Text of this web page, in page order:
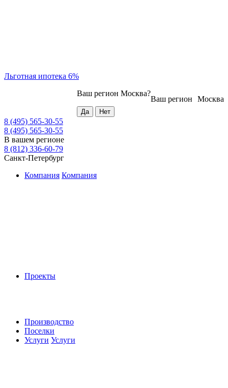
Льготная ипотека 6%
Москва
Ваш регион
Ваш регион Москва?
8 (495) 565-30-55
8 (495) 565-30-55
В вашем регионе
8 (812) 336-60-79
Санкт-Петербург
Компания Компания
Проекты
Производство
Поселки
Услуги Услуги